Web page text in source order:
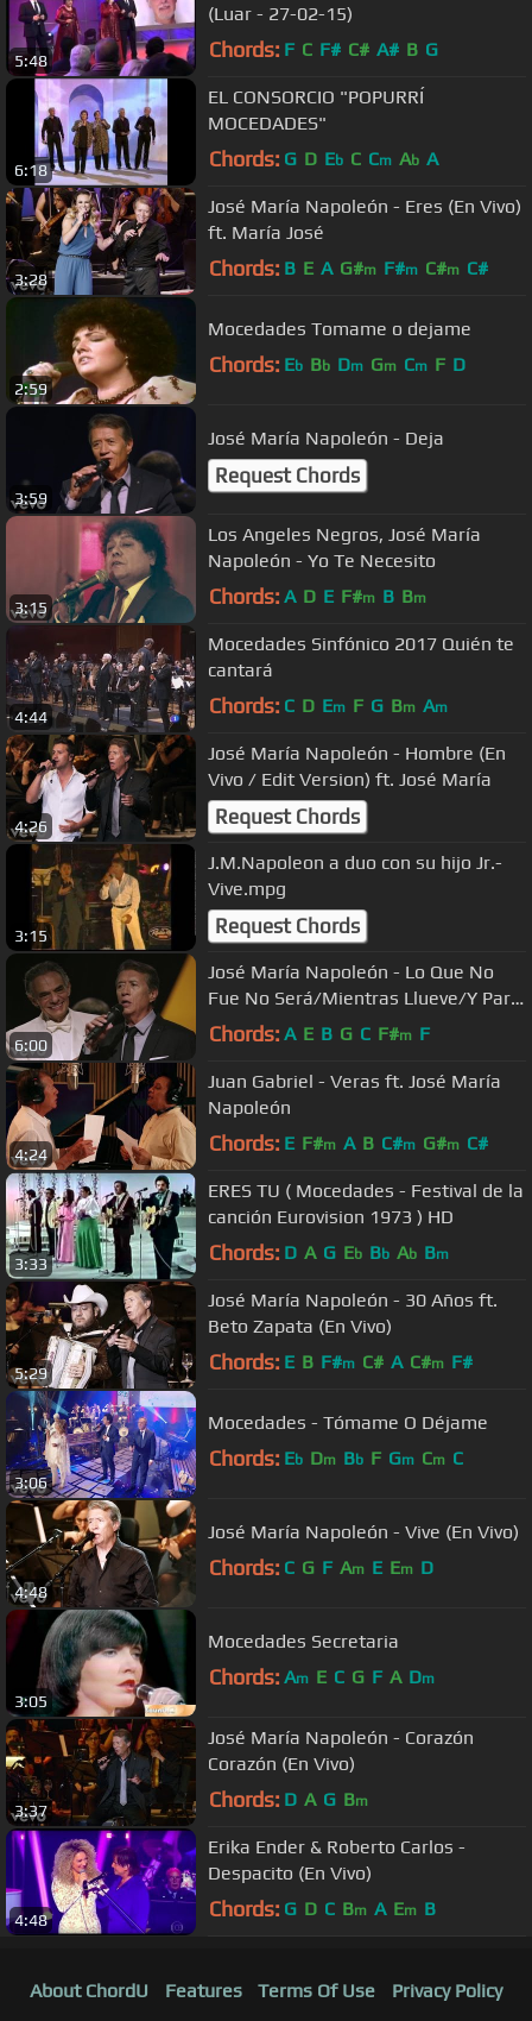
5:48
(Luar - 27-02-15)
Chords: F C F# C# A# B G
6:18
EL CONSORCIO "POPURRÍ
MOCEDADES"
Chords: G D Eb C Cm Ab A
3:28
José María Napoleón - Eres (En Vivo)
ft. María José
Chords: B E A G#m F#m C#m C#
2:59
Mocedades Tomame o dejame
Chords: Eb Bb Dm Gm Cm F D
3:59
José María Napoleón - Deja
Request Chords
3:15
Los Angeles Negros, José María
Napoleón - Yo Te Necesito
Chords: A D E F#m B Bm
4:44
Mocedades Sinfónico 2017 Quién te
cantará
Chords: C D Em F G Bm Am
4:26
José María Napoleón - Hombre (En
Vivo / Edit Version) ft. José María
Request Chords
3:15
J.M.Napoleon a duo con su hijo Jr.-
Vive.mpg
Request Chords
6:00
José María Napoleón - Lo Que No
Fue No Será/Mientras Llueve/Y Para
Qué
Chords: A E B G C F#m F
4:24
Juan Gabriel - Veras ft. José María
Napoleón
Chords: E F#m A B C#m G#m C#
3:33
ERES TU ( Mocedades - Festival de la
canción Eurovision 1973 ) HD
Chords: D A G Eb Bb Ab Bm
5:29
José María Napoleón - 30 Años ft.
Beto Zapata (En Vivo)
Chords: E B F#m C# A C#m F#
3:06
Mocedades - Tómame O Déjame
Chords: Eb Dm Bb F Gm Cm C
4:48
José María Napoleón - Vive (En Vivo)
Chords: C G F Am E Em D
3:05
Mocedades Secretaria
Chords: Am E C G F A Dm
3:37
José María Napoleón - Corazón
Corazón (En Vivo)
Chords: D A G Bm
4:48
Erika Ender & Roberto Carlos -
Despacito (En Vivo)
Chords: G D C Bm A Em B
About ChordU Features Terms Of Use Privacy Policy